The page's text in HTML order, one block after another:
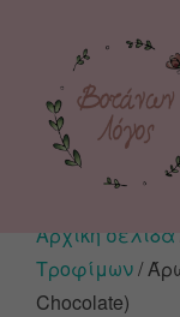
Αρχική σελίδα
Τροφίμων/
Chocolate)